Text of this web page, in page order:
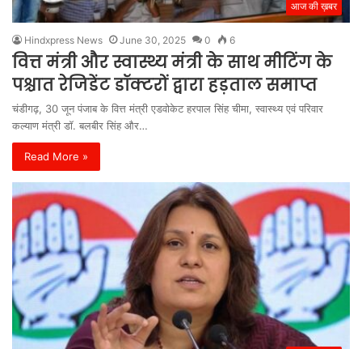
आज की ख़बर
Hindxpress News June 30, 2025 0 6
वित्त मंत्री और स्वास्थ्य मंत्री के साथ मीटिंग के
पश्चात रेजिडेंट डॉक्टरों द्वारा हड़ताल समाप्त
चंडीगढ़, 30 जून पंजाब के वित्त मंत्री एडवोकेट हरपाल सिंह चीमा, स्वास्थ्य एवं परिवार
कल्याण मंत्री डॉ. बलबीर सिंह और…
Read More »